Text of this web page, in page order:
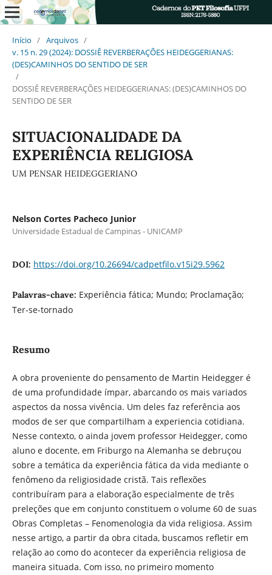
Início / Arquivos /
v. 15 n. 29 (2024): DOSSIÊ REVERBERAÇÕES HEIDEGGERIANAS:
(DES)CAMINHOS DO SENTIDO DE SER
/
DOSSIÊ REVERBERAÇÕES HEIDEGGERIANAS: (DES)CAMINHOS DO
SENTIDO DE SER
SITUACIONALIDADE DA
EXPERIÊNCIA RELIGIOSA
UM PENSAR HEIDEGGERIANO
Nelson Cortes Pacheco Junior
Universidade Estadual de Campinas - UNICAMP
DOI: https://doi.org/10.26694/cadpetfilo.v15i29.5962
Palavras-chave: Experiência fática; Mundo; Proclamação;
Ter-se-tornado
Resumo
A obra proveniente do pensamento de Martin Heidegger é
de uma profundidade ímpar, abarcando os mais variados
aspectos da nossa vivência. Um deles faz referência aos
modos de ser que compartilham a experiencia cotidiana.
Nesse contexto, o ainda jovem professor Heidegger, como
aluno e docente, em Friburgo na Alemanha se debruçou
sobre a temática da experiência fática da vida mediante o
fenômeno da religiosidade cristã. Tais reflexões
contribuíram para a elaboração especialmente de três
preleções que em conjunto constituem o volume 60 de suas
Obras Completas – Fenomenologia da vida religiosa. Assim
nesse artigo, a partir da obra citada, buscamos refletir em
relação ao como do acontecer da experiência religiosa de
maneira situada. Com isso, no primeiro momento